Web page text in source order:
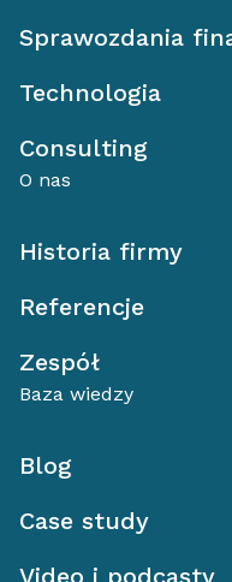
Sprawozdania
Technologia
Consulting
O nas
Historia firmy
Referencje
Zespół
Baza wiedzy
Blog
Case study
Video i podcasty